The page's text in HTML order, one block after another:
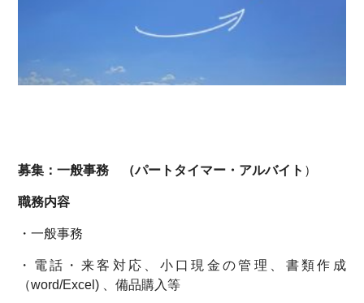
募集：一般事務 （パートタイマー・アルバイト ）
職務内容
・一般事務
・電話・来客対応、小口現金の管理、書類作成
（word/Excel) 、備品購入等